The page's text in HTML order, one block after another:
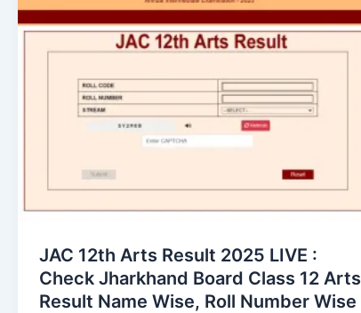
JAC 12th Arts Result 2025 LIVE :
Check Jharkhand Board Class 12 Arts
Result Name Wise, Roll Number Wise